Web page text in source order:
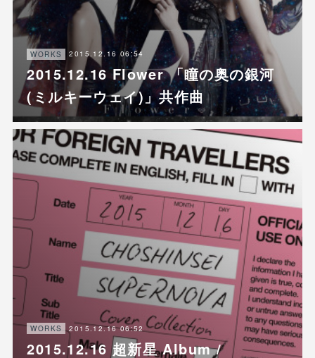
WORKS 2015.12.16 06:54
2015.12.16 Flower 「瞳の奥の銀河
(ミルキーウェイ)」共作曲
WORKS 2015.12.16 06:52
2015.12.16 超新星 Album /